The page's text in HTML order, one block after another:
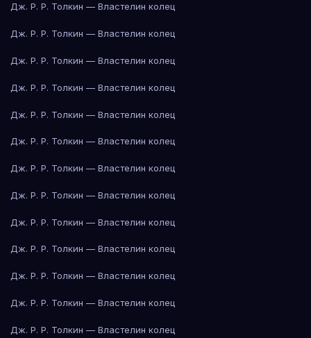
Дж. Р. Р. Толкин — Властелин колец
Дж. Р. Р. Толкин — Властелин колец
Дж. Р. Р. Толкин — Властелин колец
Дж. Р. Р. Толкин — Властелин колец
Дж. Р. Р. Толкин — Властелин колец
Дж. Р. Р. Толкин — Властелин колец
Дж. Р. Р. Толкин — Властелин колец
Дж. Р. Р. Толкин — Властелин колец
Дж. Р. Р. Толкин — Властелин колец
Дж. Р. Р. Толкин — Властелин колец
Дж. Р. Р. Толкин — Властелин колец
Дж. Р. Р. Толкин — Властелин колец
Дж. Р. Р. Толкин — Властелин колец